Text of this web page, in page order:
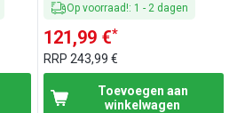
Op voorraad!: 1 - 2 dagen
121,99 €*
RRP243,99 €
Toevoegen aan
winkelwagen